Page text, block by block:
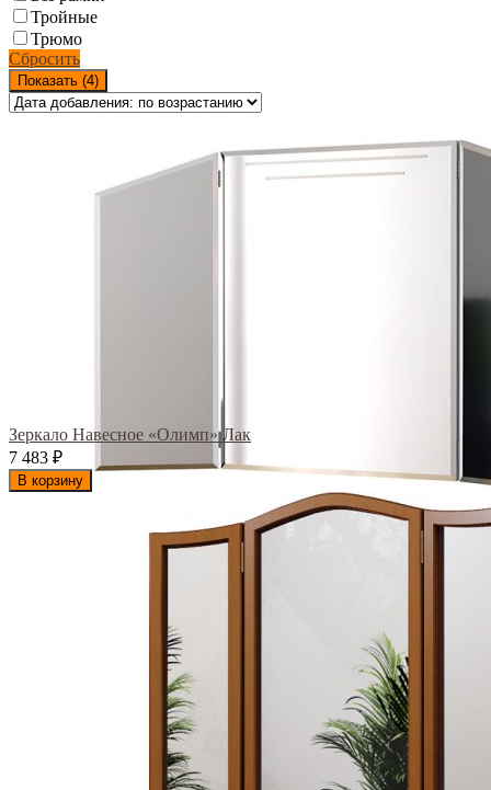
Тройные
Трюмо
Сбросить
Показать (4)
Зеркало Навесное «Олимп» Лак
7 483 ₽
В корзину